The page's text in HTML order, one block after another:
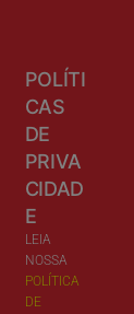
POLÍTI
CAS
DE
PRIVA
CIDAD
E
LEIA
NOSSA
POLÍTICA
DE